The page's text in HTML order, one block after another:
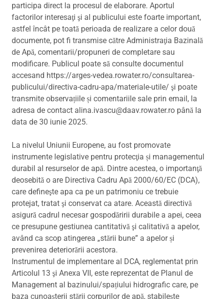
participa direct la procesul de elaborare. Aportul
factorilor interesaţi şi al publicului este foarte important,
astfel încât pe toată perioada de realizare a celor două
documente, pot fi transmise către Administraţia Bazinală
de Apă, comentarii/propuneri de completare sau
modificare. Publicul poate să consulte documentul
accesand https://arges-vedea.rowater.ro/consultarea-
publicului/directiva-cadru-apa/materiale-utile/ şi poate
transmite observațiile și comentariile sale prin email, la
adresa de contact alina.ivascu@daav.rowater.ro până la
data de 30 iunie 2025.
La nivelul Uniunii Europene, au fost promovate
instrumente legislative pentru protecţia și managementul
durabil al resurselor de apă. Dintre acestea, o importanţă
deosebită o are Directiva Cadru Apă 2000/60/EC (DCA),
care defineşte apa ca pe un patrimoniu ce trebuie
protejat, tratat şi conservat ca atare. Această directivă
asigură cadrul necesar gospodăririi durabile a apei, ceea
ce presupune gestiunea cantitativă şi calitativă a apelor,
având ca scop atingerea „stării bune” a apelor și
prevenirea deteriorării acestora.
Instrumentul de implementare al DCA, reglementat prin
Articolul 13 şi Anexa VII, este reprezentat de Planul de
Management al bazinului/spațiului hidrografic care, pe
baza cunoaşterii stării corpurilor de apă, stabileşte